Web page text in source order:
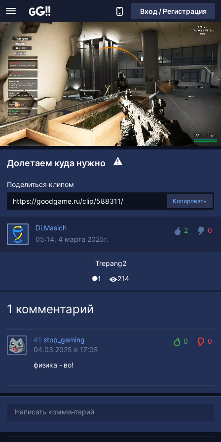
Вход / Регистрация
Долетаем куда нужно
Поделиться клипом
Копировать
Di.Masich
05:14, 4 марта 2025г.
2
0
Trepang2
1
214
1 комментарий
#1 stop_gaming
04.03.2025 в 17:05
0
0
физика - во!
Написать комментарий